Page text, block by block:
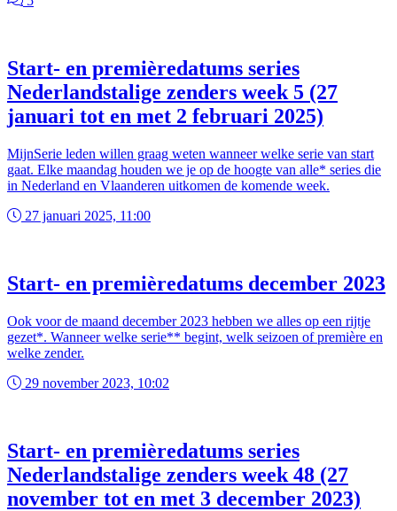
Start- en premièredatums series
Nederlandstalige zenders week 5 (27
januari tot en met 2 februari 2025)
MijnSerie leden willen graag weten wanneer welke serie van start
gaat. Elke maandag houden we je op de hoogte van alle* series die
in Nederland en Vlaanderen uitkomen de komende week.
27 januari 2025, 11:00
Start- en premièredatums december 2023
Ook voor de maand december 2023 hebben we alles op een rijtje
gezet*. Wanneer welke serie** begint, welk seizoen of première en
welke zender.
29 november 2023, 10:02
Start- en premièredatums series
Nederlandstalige zenders week 48 (27
november tot en met 3 december 2023)